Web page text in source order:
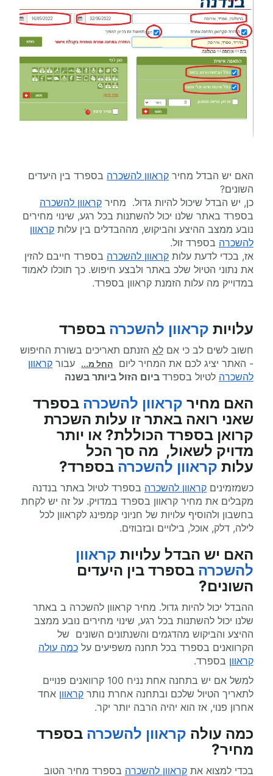
האם יש הבדל מחיר קראוון להשכרה בספרד בין היעדים
השונים?
כן, יש הבדל שיכול להיות גדול. מחיר קראוון להשכרה
בספרד באתר שלנו יכול להשתנות בכל רגע, שינוי מחירים
נובע ממצב ההיצע והביקוש, מההבדלים בין עלות קראוון
להשכרה בספרד זול.
אז, בכדי לדעת עלות קראוון להשכרה בספרד חייבם להזין
את נתוני הטיול שלכ באתר ולבצע חיפוש. כך תוכלו לאמוד
במדוייק מה עלות הזמנת קראוון בספרד.
עלויות קראוון להשכרה בספרד
חשוב לשים לב כי אם לא הזנתם תאריכים בשורת החיפוש
- האתר יציג לכם את המחיר ליום החל מ... עבור קראוון
להשכרה לטיול בספרד ביום הזול ביותר בשנה
האם מחיר קראוון להשכרה בספרד
שאני רואה באתר זו עלות השכרת
קרואן בספרד הכוללת? או יותר
מדויק לשאול, מה סך הכל
עלות קראוון להשכרה בספרד?
כשמזמינים קראוון להשכרה בספרד לטיול באתר בנדנה
מקבלים את מחיר קראוון בספרד במדויק. על זה יש לקחת
בחשבון ולהוסיף עלויות של חניוני קמפינג לקראוון לכל
לילה, דלק, אוכל, בילויים ובזבוזים.
האם יש הבדל עלויות קראוון
להשכרה בספרד בין היעדים
השונים?
ההבדל יכול להיות גדול. מחיר קראוון להשכרה ב באתר
שלנו יכול להשתנות בכל רגע, שינוי מחירים נובע ממצב
ההיצע והביקוש מהדגמים והשנתונים השונים של
הקרוואנים בספרד בכל תחנה משפיעים על כמה עולה
קראוון בספרד.
למשל אם יש בתחנה אחת נניח 100 קרוואנים פנויים
לתאריך הטיול שלכם ובתחנה אחרת נותר קראוון אחד
אחרון פנוי, אז הוא יהיה הרבה יותר יקר.
כמה עולה קראוון להשכרה בספרד
מחיר?
בכדי למצוא את קראוון להשכרה בספרד מחיר הטוב